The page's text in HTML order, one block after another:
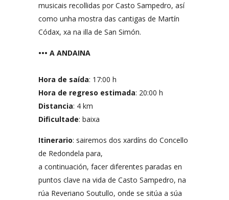
musicais recollidas por Casto Sampedro, así
como unha mostra das cantigas de Martín
Códax, xa na illa de San Simón.
••• A ANDAINA
Hora de saída: 17:00 h
Hora de regreso estimada: 20:00 h
Distancia: 4 km
Dificultade: baixa
Itinerario: sairemos dos xardíns do Concello
de Redondela para,
a continuación, facer diferentes paradas en
puntos clave na vida de Casto Sampedro, na
rúa Reveriano Soutullo, onde se sitúa a súa